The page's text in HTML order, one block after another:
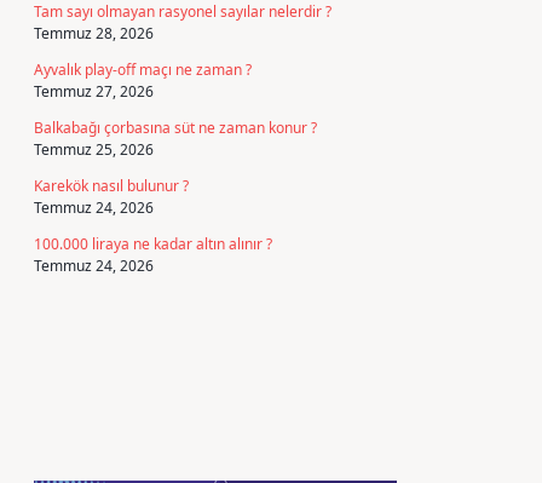
Tam sayı olmayan rasyonel sayılar nelerdir ?
Temmuz 28, 2026
Ayvalık play-off maçı ne zaman ?
Temmuz 27, 2026
Balkabağı çorbasına süt ne zaman konur ?
Temmuz 25, 2026
Karekök nasıl bulunur ?
Temmuz 24, 2026
100.000 liraya ne kadar altın alınır ?
Temmuz 24, 2026